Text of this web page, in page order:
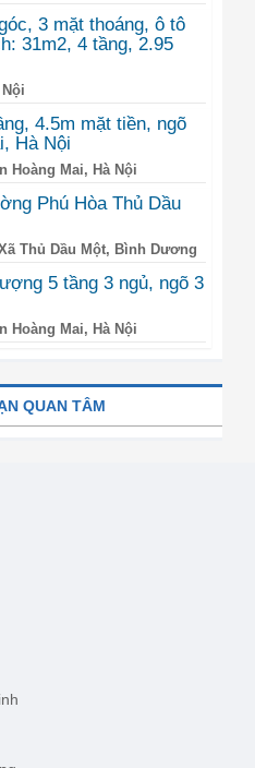
3 mặt thoáng, ô tô
31m2, 4 tầng, 2.95
4.5m mặt tiền, ngõ
Hà Nội
Hoàng Mai, Hà Nội
Phú Hòa Thủ Dầu
Thủ Dầu Một, Bình Dương
5 tầng 3 ngủ, ngõ 3
Hoàng Mai, Hà Nội
QUAN TÂM